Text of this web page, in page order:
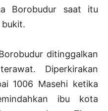
Borobudur saat itu
bukit.
ditinggalkan
Diperkirakan
1006 Masehi ketika
ibu kota